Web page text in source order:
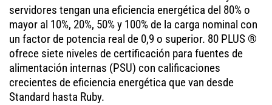
servidores tengan una eficiencia energética del 80% o
mayor al 10%, 20%, 50% y 100% de la carga nominal con
un factor de potencia real de 0,9 o superior. 80 PLUS ®
ofrece siete niveles de certificación para fuentes de
alimentación internas (PSU) con calificaciones
crecientes de eficiencia energética que van desde
Standard hasta Ruby.